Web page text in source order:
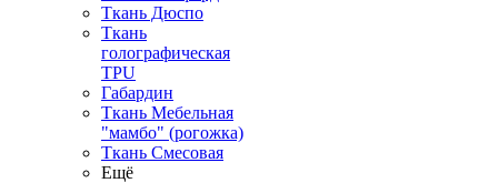
Ткань Дюспо
Ткань
голографическая
TPU
Габардин
Ткань Мебельная
"мамбо" (рогожка)
Ткань Смесовая
Ещё